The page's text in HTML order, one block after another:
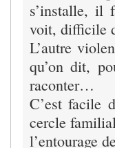
s’installe, il
voit, difficile
L’autre
qu’on dit,
raconter…
C’est facile
cercle
l’entourage